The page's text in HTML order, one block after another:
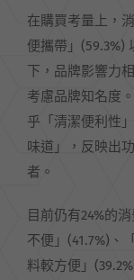
在購買考量上，
便攜帶」(59.3%)
下，品牌影響力
考慮品牌知名度
乎「清潔便利性
味道」，反映出
者。
目前仍有24%的
不便」(41.7%)、
料較方便」